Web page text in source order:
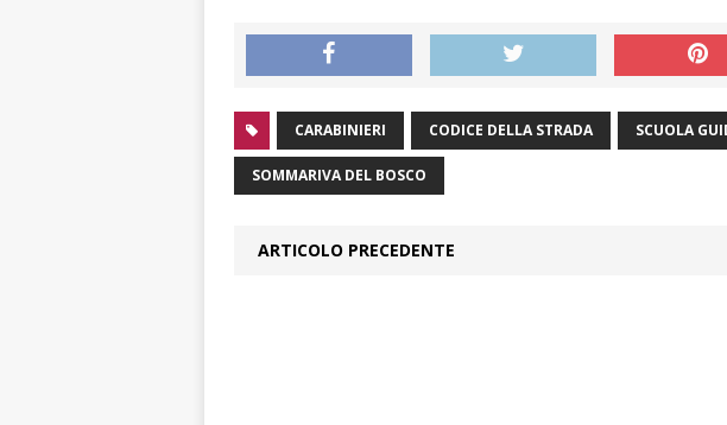
CARABINIERI CODICE DELLA STRADA SCUOLA
SOMMARIVA DEL BOSCO
ARTICOLO PRECEDENTE